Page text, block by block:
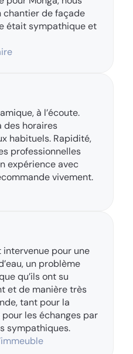
chantier de façade
était sympathique et
à l’écoute.
des horaires
habituels. Rapidité,
professionnelles
expérience avec
vivement.
intervenue pour une
un problème
qu’ils ont su
et de manière très
tant pour la
les échanges par
sympathiques.